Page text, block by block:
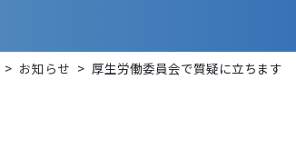
> お知らせ > 厚生労働委員会で質疑に立ちます